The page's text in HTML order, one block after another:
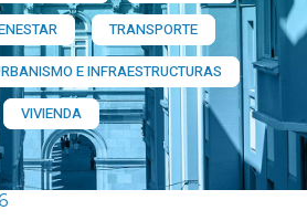
TRANSPORTE
E INFRAESTRUCTURAS
VIVIENDA